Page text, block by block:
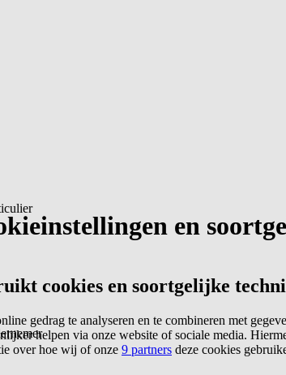
en
cookies en soortgelijke
gedrag te analyseren en te combineren met
helpen via onze website of sociale media.
over hoe wij of onze 9 partners deze cookies